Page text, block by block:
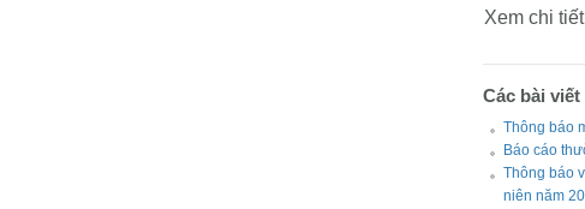
Xem chi
Các bài viết
Thông báo
Báo cáo
Thông báo
niên năm